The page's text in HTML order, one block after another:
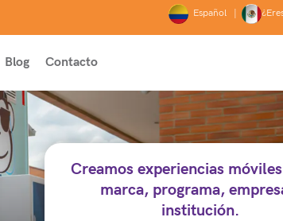
Español |
Blog Contacto
Creamos experiencias
marca, programa,
institución.